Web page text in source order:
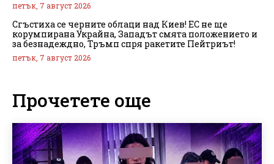
петък, 7 август 2026
Сгъстиха се черните облаци над Киев! ЕС не ще
корумпирана Украйна, Западът смята положението и
за безнадеждно, Тръмп спря ракетите Пейтриът!
петък, 7 август 2026
Прочетете още